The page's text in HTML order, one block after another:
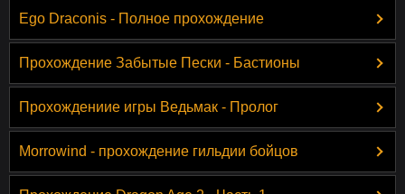
Ego Draconis - Полное прохождение
Прохождение Забытые Пески - Бастионы
Прохождениие игры Ведьмак - Пролог
Morrowind - прохождение гильдии бойцов